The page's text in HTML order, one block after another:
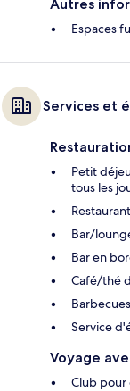
Autres
Espaces
Services et
Petit
tous les
Restaurant
Bar/
Bar en
Café/thé
Barbecues
Service
Voyage
Club pour